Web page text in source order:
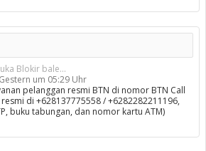
Blokir bale...
Gestern um 05:29 Uhr
pelanggan resmi BTN di nomor BTN Call
di +628137775558 / +6282282211196,
buku tabungan, dan nomor kartu ATM)